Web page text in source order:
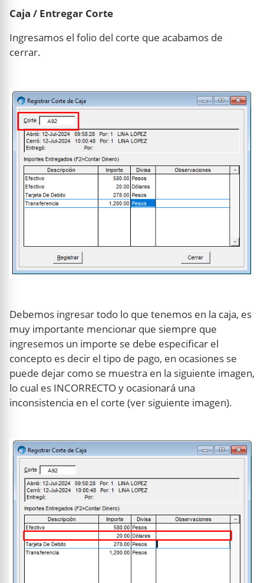
Caja / Entregar Corte
Ingresamos el folio del corte que acabamos de
cerrar.
Debemos ingresar todo lo que tenemos en la caja, es
muy importante mencionar que siempre que
ingresemos un importe se debe especificar el
concepto es decir el tipo de pago, en ocasiones se
puede dejar como se muestra en la siguiente imagen,
lo cual es INCORRECTO y ocasionará una
inconsistencia en el corte (ver siguiente imagen).